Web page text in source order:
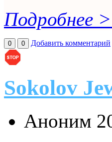
Подробнее
0 0 Добавить комментарий
Sokolov
Аноним